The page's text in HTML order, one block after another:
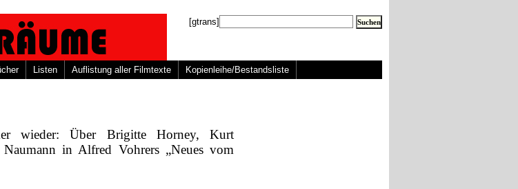
[gtrans]
Listen Auflistung aller Filmtexte Kopienleihe/Bestandsliste
wieder: Über Brigitte Horney, Kurt
in Alfred Vohrers „Neues vom